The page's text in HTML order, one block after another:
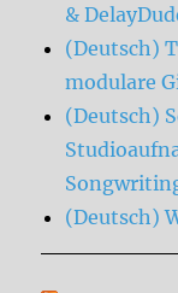
&
(Deutsch)
modulare
(Deutsch)
(Deutsch)